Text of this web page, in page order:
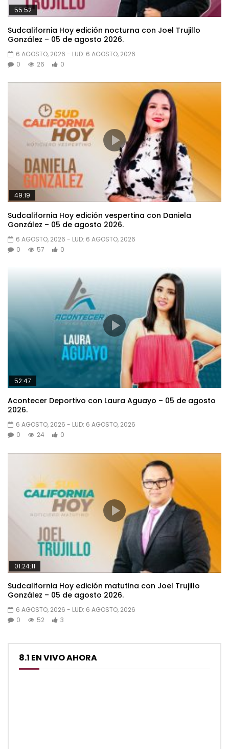
55:52
Sudcalifornia Hoy edición nocturna con Joel Trujillo
González – 05 de agosto 2026.
6 AGOSTO, 2026 - LUD: 6 AGOSTO, 2026
0
26 0
49:19
Sudcalifornia Hoy edición vespertina con Daniela
González – 05 de agosto 2026.
6 AGOSTO, 2026 - LUD: 6 AGOSTO, 2026
0
57 0
52:47
Acontecer Deportivo con Laura Aguayo – 05 de agosto
2026.
6 AGOSTO, 2026 - LUD: 6 AGOSTO, 2026
0
24 0
01:24:11
Sudcalifornia Hoy edición matutina con Joel Trujillo
González – 05 de agosto 2026.
6 AGOSTO, 2026 - LUD: 6 AGOSTO, 2026
0
52 3
8.1 EN VIVO AHORA